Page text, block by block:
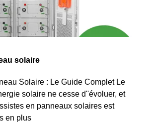
solaire
Solaire : Le Guide Complet Le
solaire ne cesse d''évoluer, et
en panneaux solaires est
en plus